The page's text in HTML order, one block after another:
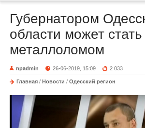
Губернатором
области может стать
металлоломом
npadmin 26-06-2019, 15:09 2 033
Главная / Новости / Одесский регион